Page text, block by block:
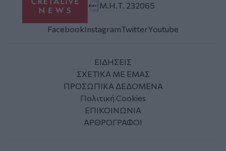
Μ.Η.Τ. 232065
FacebookInstagramTwitterYoutube
ΕΙΔΗΣΕΙΣ
ΣΧΕΤΙΚΑ ΜΕ ΕΜΑΣ
ΠΡΟΣΩΠΙΚΑ ΔΕΔΟΜΕΝΑ
Πολιτική Cookies
ΕΠΙΚΟΙΝΩΝΙΑ
ΑΡΘΡΟΓΡΑΦΟΙ